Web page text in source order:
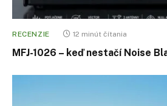
RECENZIE 12 minút čítania
MFJ-1026 – keď nestačí Noise